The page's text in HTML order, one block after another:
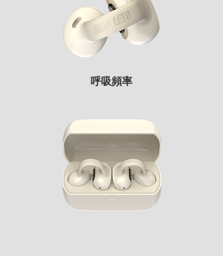
​呼吸頻率